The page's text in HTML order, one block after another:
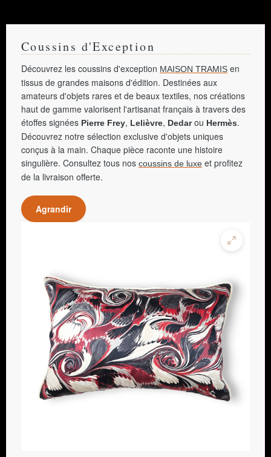
Coussins d'Exception
Découvrez les coussins d'exception MAISON TRAMIS en
tissus de grandes maisons d'édition. Destinées aux
amateurs d'objets rares et de beaux textiles, nos créations
haut de gamme valorisent l'artisanat français à travers des
étoffes signées Pierre Frey, Lelièvre, Dedarou Hermès.
Découvrez notre sélection exclusive d'objets uniques
conçus à la main. Chaque pièce raconte une histoire
singulière. Consultez tous nos coussins de luxe et profitez
de la livraison offerte.
Agrandir